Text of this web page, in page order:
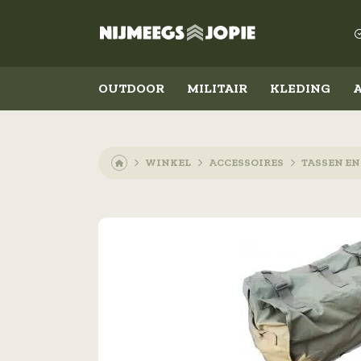
OUTDOOR MILITAIR KLEDING
Outdoor Militair
Emblemen
Militaire rangen
Overig
WINKEL ACCESSOIRES TASSEN